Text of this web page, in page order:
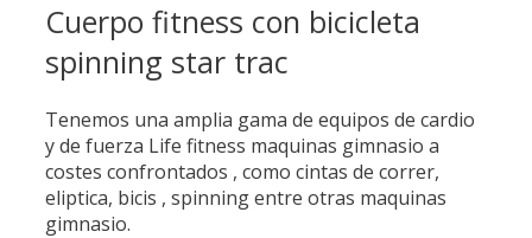
Cuerpo fitness con bicicleta
spinning star trac
Tenemos una amplia gama de equipos de cardio
y de fuerza Life fitness maquinas gimnasio a
costes confrontados , como cintas de correr,
eliptica, bicis , spinning entre otras maquinas
gimnasio.